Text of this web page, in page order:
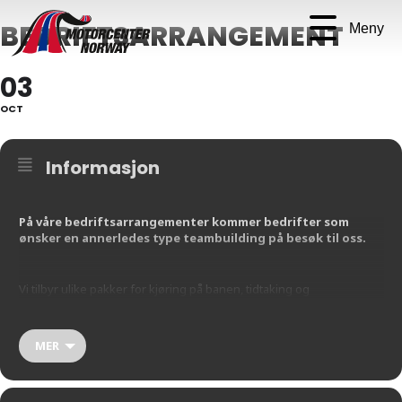
Meny
BEDRIFTSARRANGEMENT
03
OCT
Informasjon
På våre bedriftsarrangementer kommer bedrifter som
ønsker en annerledes type teambuilding på besøk til oss.
Vi tilbyr ulike pakker for kjøring på banen, tidtaking og
banen, overnatting på et nærliggende hotell, og andre flotte
opplevelser, eller et dagsbesøk.
MER